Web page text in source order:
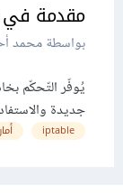
مقدمة في
بواسطة محمد
يُوفّر التّحكّم
جديدة
iptable